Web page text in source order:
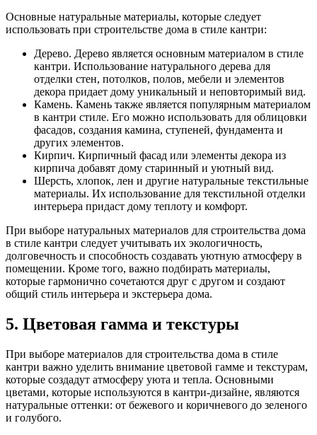
Основные натуральные материалы, которые следует
использовать при строительстве дома в стиле кантри:
Дерево. Дерево является основным материалом в стиле
кантри. Использование натурального дерева для
отделки стен, потолков, полов, мебели и элементов
декора придает дому уникальный и неповторимый вид.
Камень. Камень также является популярным материалом
в кантри стиле. Его можно использовать для облицовки
фасадов, создания камина, ступеней, фундамента и
других элементов.
Кирпич. Кирпичный фасад или элементы декора из
кирпича добавят дому старинный и уютный вид.
Шерсть, хлопок, лен и другие натуральные текстильные
материалы. Их использование для текстильной отделки
интерьера придаст дому теплоту и комфорт.
При выборе натуральных материалов для строительства дома
в стиле кантри следует учитывать их экологичность,
долговечность и способность создавать уютную атмосферу в
помещении. Кроме того, важно подбирать материалы,
которые гармонично сочетаются друг с другом и создают
общий стиль интерьера и экстерьера дома.
5. Цветовая гамма и текстуры
При выборе материалов для строительства дома в стиле
кантри важно уделить внимание цветовой гамме и текстурам,
которые создадут атмосферу уюта и тепла. Основными
цветами, которые используются в кантри-дизайне, являются
натуральные оттенки: от бежевого и коричневого до зеленого
и голубого.